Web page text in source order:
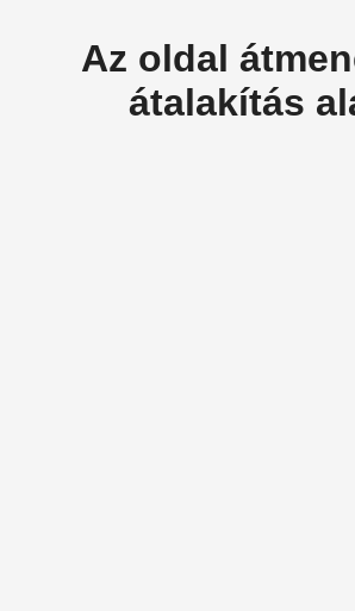
Az oldal
átalakítás